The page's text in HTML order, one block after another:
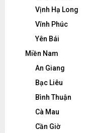
Vịnh Hạ Long
Vĩnh Phúc
Yên Bái
Miền Nam
An Giang
Bạc Liêu
Bình Thuận
Cà Mau
Cần Giờ